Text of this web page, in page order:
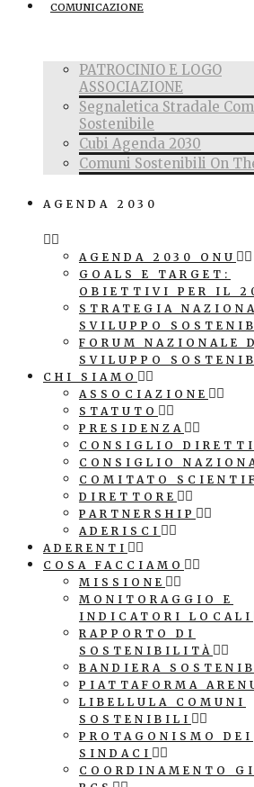
COMUNICAZIONE
PATROCINIO E LOGO
ASSOCIAZIONE
Segnaletica Stradale
Sostenibile
Cubi Agenda 2030
Comuni Sostenibili On
AGENDA 2030
AGENDA 2030 ONU
GOALS E TARGET:
OBIETTIVI PER IL
STRATEGIA
SVILUPPO
FORUM NAZIONALE
SVILUPPO
CHI SIAMO
ASSOCIAZIONE
STATUTO
PRESIDENZA
CONSIGLIO
CONSIGLIO
COMITATO
DIRETTORE
PARTNERSHIP
ADERISCI
ADERENTI
COSA FACCIAMO
MISSIONE
MONITORAGGIO E
INDICATORI LOCALI
RAPPORTO DI
SOSTENIBILITÀ
BANDIERA
PIATTAFORMA
LIBELLULA COMUNI
SOSTENIBILI
PROTAGONISMO DEI
SINDACI
COORDINAMENTO